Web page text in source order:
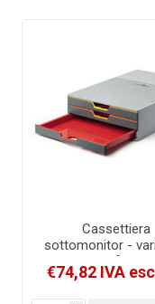
Cassettiera
sottomonitor -
- Durable [7603-
€74,82 IVA